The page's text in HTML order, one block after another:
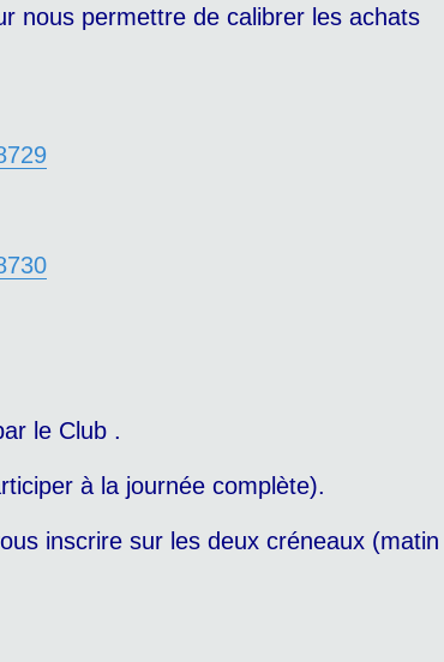
nous permettre de calibrer les achats
le Club .
à la journée complète).
inscrire sur les deux créneaux